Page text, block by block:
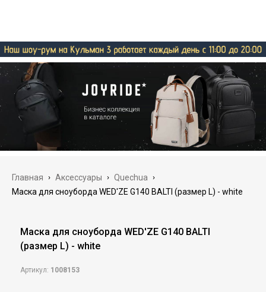
Главная › Аксессуары › Quechua ›
Маска для сноуборда WED'ZE G140 BALTI (размер L) - white
Маска для сноуборда WED'ZE G140 BALTI
(размер L) - white
Артикул: 1008153